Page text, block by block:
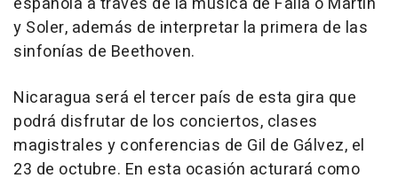
y Soler, además de interpretar la primera de las
sinfonías de Beethoven.
Nicaragua será el tercer país de esta gira que
podrá disfrutar de los conciertos, clases
magistrales y conferencias de Gil de Gálvez, el
23 de octubre. En esta ocasión acturará como